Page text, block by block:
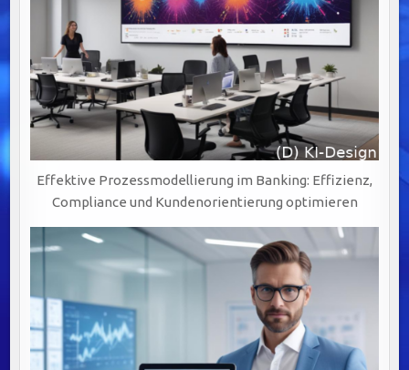
Effektive Prozessmodellierung im Banking: Effizienz,
Compliance und Kundenorientierung optimieren